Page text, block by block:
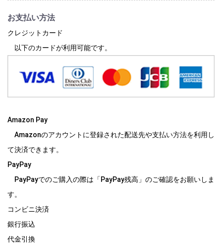
お支払い方法
クレジットカード
以下のカードが利用可能です。
Amazon Pay
Amazonのアカウントに登録された配送先や支払い方法を利用し
て決済できます。
PayPay
PayPayでのご購入の際は「PayPay残高」のご確認をお願いしま
す。
コンビニ決済
銀行振込
代金引換